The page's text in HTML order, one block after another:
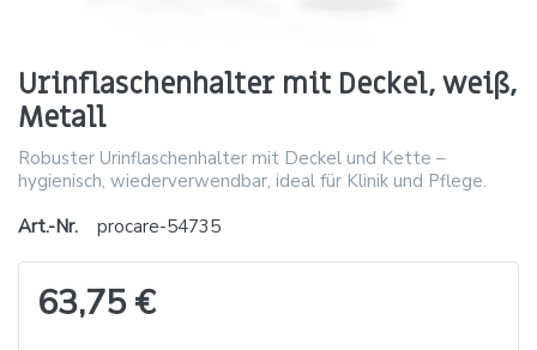
Urinflaschenhalter mit Deckel, weiß,
Metall
Robuster Urinflaschenhalter mit Deckel und Kette –
hygienisch, wiederverwendbar, ideal für Klinik und Pflege.
Art.-Nr.
procare-54735
63,75 €